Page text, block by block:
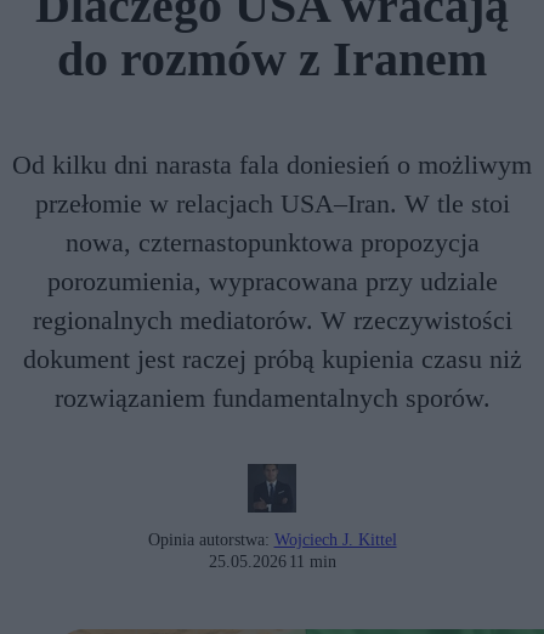
do rozmów z Iranem
Od kilku dni narasta fala doniesień o możliwym
przełomie w relacjach USA–Iran. W tle stoi
nowa, czternastopunktowa propozycja
porozumienia, wypracowana przy udziale
regionalnych mediatorów. W rzeczywistości
dokument jest raczej próbą kupienia czasu niż
rozwiązaniem fundamentalnych sporów.
Opinia autorstwa: Wojciech J. Kittel
25.05.2026 11 min